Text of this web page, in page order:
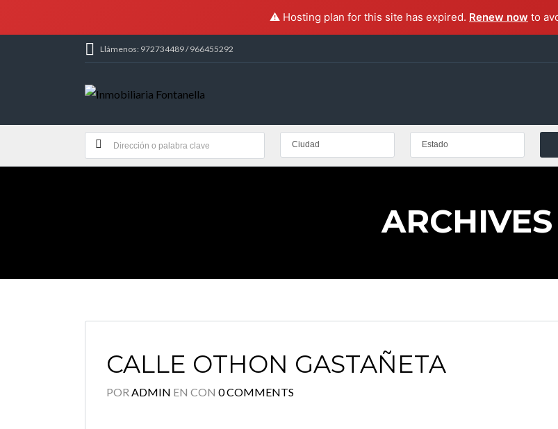
⚠️ Hosting plan for this site has expired. Renew now to
Llámenos: 972734489 / 966455292
Ciudad Estado
ARCHIVES
CALLE OTHON GASTAÑETA
POR ADMIN EN CON 0 COMMENTS